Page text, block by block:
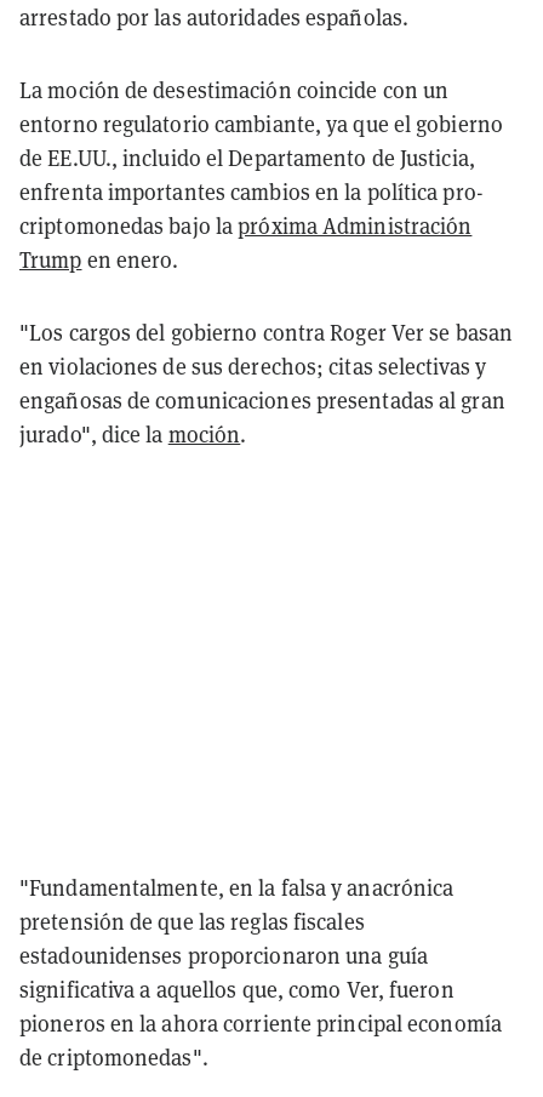
arrestado por las autoridades españolas.
La moción de desestimación coincide con un
entorno regulatorio cambiante, ya que el gobierno
de EE.UU., incluido el Departamento de Justicia,
enfrenta importantes cambios en la política pro-
criptomonedas bajo lapróxima Administración
Trump en enero.
"Los cargos del gobierno contra Roger Ver se basan
en violaciones de sus derechos; citas selectivas y
engañosas de comunicaciones presentadas al gran
jurado", dice la moción.
"Fundamentalmente, en la falsa y anacrónica
pretensión de que las reglas fiscales
estadounidenses proporcionaron una guía
significativa a aquellos que, como Ver, fueron
pioneros en la ahora corriente principal economía
de criptomonedas".